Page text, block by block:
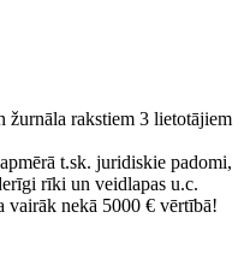
žurnāla rakstiem 3 lietotājiem
t.sk. juridiskie padomi,
rīki un veidlapas u.c.
vairāk nekā 5000 € vērtībā!